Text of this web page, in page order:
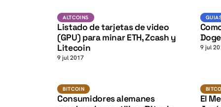
ALTCOINS ETH
ALTCOINS
Listado de tarjetas de video
(GPU) para minar ETH, Zcash y
Litecoin
9 jul 2017
9 jul
BITCOIN
BITCOIN
Consumidores alemanes
El